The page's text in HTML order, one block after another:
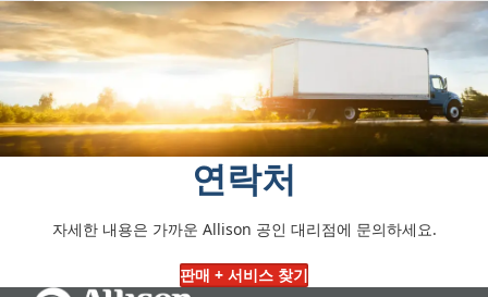
연락처
자세한 내용은 가까운 Allison 공인 대리점에 문의하세요.
판매 + 서비스 찾기